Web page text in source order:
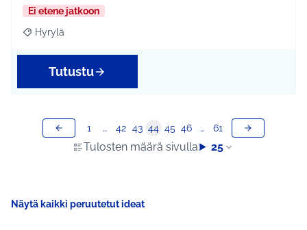
Ei etene jatkoon
Rajaa tulokset teeman mukaan: Hyrylä
Hyrylä
Tutustu
Tulosten määrä sivulla: 25
1 … 42 43 44 45 46 … 61
Näytä kaikki peruutetut ideat